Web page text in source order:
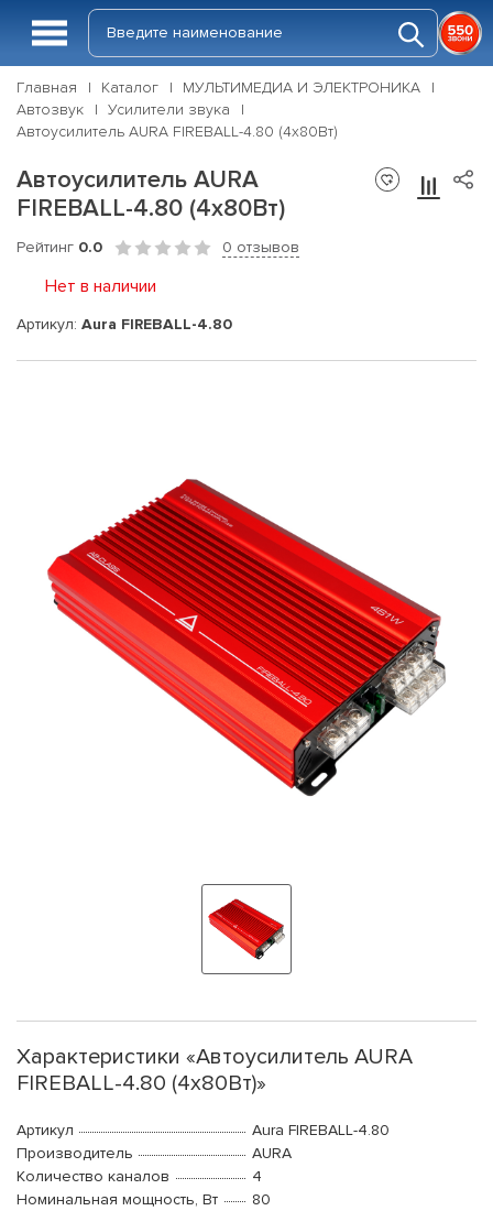
Главная Каталог
МУЛЬТИМЕДИА И ЭЛЕКТРОНИКА
Автозвук
Усилители звука
Автоусилитель AURA FIREBALL-4.80 (4x80Вт)
Автоусилитель AURA
FIREBALL-4.80 (4x80Вт)
Рейтинг 0.0 0 отзывов
Нет в наличии
Артикул: Aura FIREBALL-4.80
Характеристики «Автоусилитель AURA
FIREBALL-4.80 (4x80Вт)»
Артикул
Aura FIREBALL-4.80
Производитель
AURA
Количество каналов
4
Номинальная мощность, Вт
80